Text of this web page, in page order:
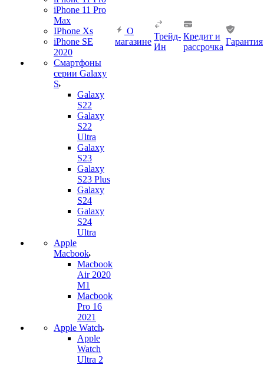
iPhone 11 Pro
Max
IPhone Xs
iPhone SE
2020
Смартфоны
серии Galaxy
S
Galaxy
S22
Galaxy
S22
Ultra
Galaxy
S23
Galaxy
S23 Plus
Galaxy
S24
Galaxy
S24
Ultra
Apple
Macbook
Macbook
Air 2020
M1
Macbook
Pro 16
2021
Apple Watch
Apple
Watch
Ultra 2
О
магазине
Трейд-
Ин
Кредит и
рассрочка
Гарантия